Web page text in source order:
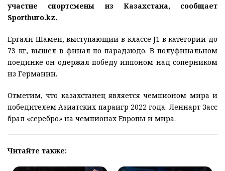
участие спортсмены из Казахстана, сообщает
Sportburo.kz.
Ергали Шамей, выступающий в классе J1 в категории до
73 кг, вышел в финал по парадзюдо. В полуфинальном
поединке он одержал победу иппоном над соперником
из Германии.
Отметим, что казахстанец является чемпионом мира и
победителем Азиатских параигр 2022 года. Леннарт Засс
брал «серебро» на чемпионах Европы и мира.
Читайте также: